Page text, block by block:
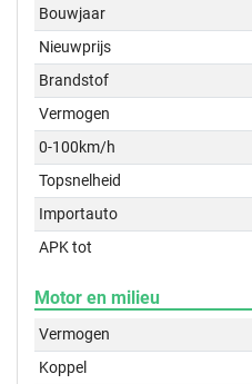
Bouwjaar
Nieuwprijs
Brandstof
Vermogen
0-100km/h
Topsnelheid
Importauto
APK tot
Motor en milieu
Vermogen
Koppel